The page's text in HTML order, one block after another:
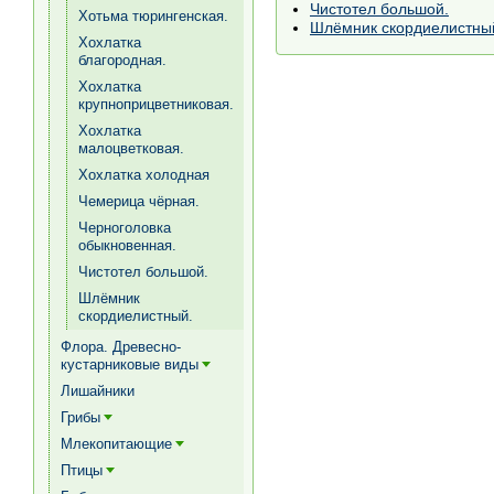
Чистотел большой.
Шлёмник
Хотьма тюрингенская.
Хохлатка
благородная.
Хохлатка
крупноприцветниковая.
Хохлатка
малоцветковая.
Хохлатка холодная
Чемерица чёрная.
Черноголовка
обыкновенная.
Чистотел большой.
Шлёмник
скордиелистный.
Флора. Древесно-
кустарниковые виды
Лишайники
Грибы
Млекопитающие
Птицы